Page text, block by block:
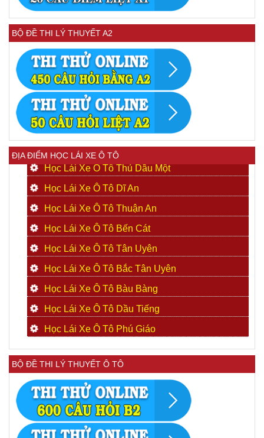
BỘ ĐỀ THI LÝ THUYẾT A2
ĐỊA ĐIỂM HỌC LÁI XE Ô TÔ
Học Lái Xe Ô Tô Thủ Dầu Một
Học Lái Xe Ô Tô Dĩ An
Học Lái Xe Ô Tô Thuận An
Học Lái Xe Ô Tô Bến Cát
Học Lái Xe Ô Tô Tân Uyên
Học Lái Xe Ô Tô Bắc Tân Uyên
Học Lái Xe Ô Tô Bàu Bàng
Học Lái Xe Ô Tô Dầu Tiếng
Học Lái Xe Ô Tô Phú Giáo
BỘ ĐỀ THI LÝ THUYẾT Ô TÔ